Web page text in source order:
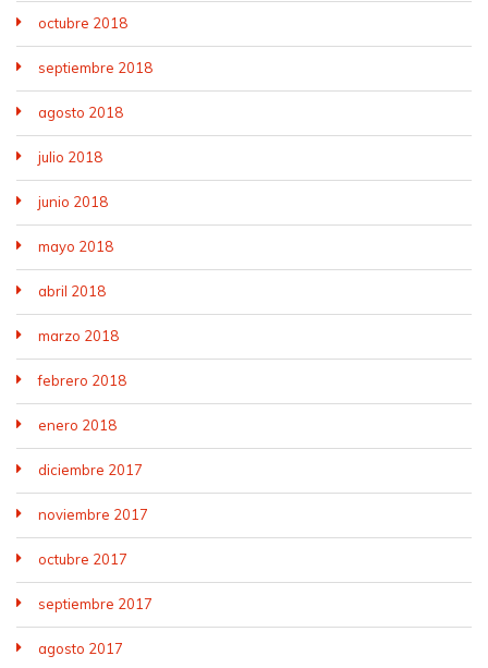
octubre 2018
septiembre 2018
agosto 2018
julio 2018
junio 2018
mayo 2018
abril 2018
marzo 2018
febrero 2018
enero 2018
diciembre 2017
noviembre 2017
octubre 2017
septiembre 2017
agosto 2017